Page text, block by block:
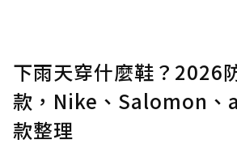
下雨天穿什麼鞋？2026
款，Nike、Salomon、
款整理